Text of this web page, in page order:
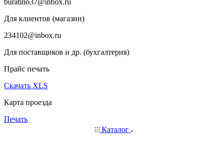
buratino37@inbox.ru
Для клиентов (магазин)
234102@inbox.ru
Для поставщиков и др. (бухгалтерия)
Прайс печать
Скачать XLS
Карта проезда
Печать
Каталог